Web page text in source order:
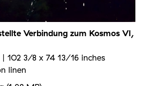
Verbindung zum Kosmos VI,
102 3/8 x 74 13/16 inches
linen